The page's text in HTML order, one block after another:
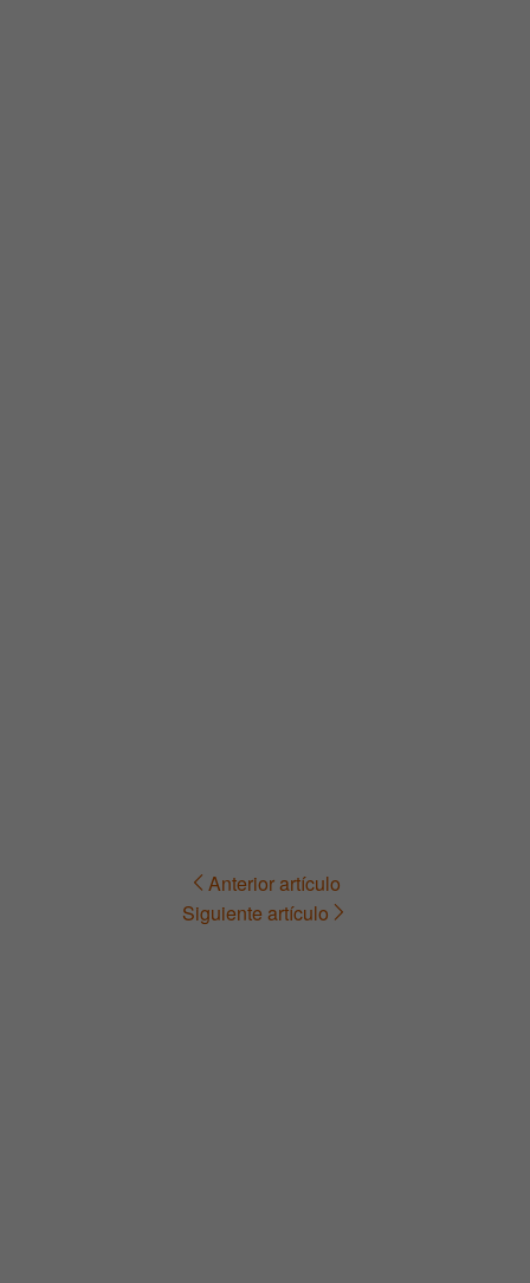
Navegación Anterior artículo
Siguiente artículo